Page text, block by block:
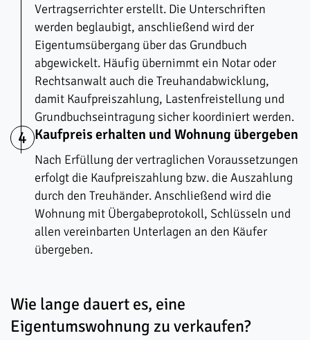
Vertragserrichter erstellt. Die Unterschriften
werden beglaubigt, anschließend wird der
Eigentumsübergang über das Grundbuch
abgewickelt. Häufig übernimmt ein Notar oder
Rechtsanwalt auch die Treuhandabwicklung,
damit Kaufpreiszahlung, Lastenfreistellung und
Grundbuchseintragung sicher koordiniert werden.
4 Kaufpreis erhalten und Wohnung übergeben
Nach Erfüllung der vertraglichen Voraussetzungen
erfolgt die Kaufpreiszahlung bzw. die Auszahlung
durch den Treuhänder. Anschließend wird die
Wohnung mit Übergabeprotokoll, Schlüsseln und
allen vereinbarten Unterlagen an den Käufer
übergeben.
Wie lange dauert es, eine
Eigentumswohnung zu verkaufen?